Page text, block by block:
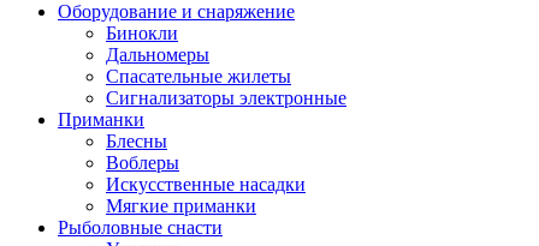
Оборудование и снаряжение
Бинокли
Дальномеры
Спасательные жилеты
Сигнализаторы электронные
Приманки
Блесны
Воблеры
Искусственные насадки
Мягкие приманки
Рыболовные снасти